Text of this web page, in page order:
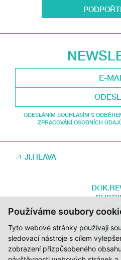
Používáme soubory
Tyto webové stránky používají
sledovací nástroje s cílem
zobrazení přizpůsobeného
ODESLÁNÍM SOUHLASÍM S
ZPRACOVÁNÍ OSOBNÍCH
JI.HLAVA
O